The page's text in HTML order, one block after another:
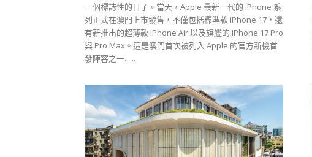
一個標誌性的日子。當天，Apple 最新一代的 iPhone 系
列正式在澳門上市發售，不僅包括標準款 iPhone 17，還
有新推出的超薄款 iPhone Air 以及旗艦的 iPhone 17 Pro
與 Pro Max。這是澳門首次被列入 Apple 的官方新機首
發陣容之一......